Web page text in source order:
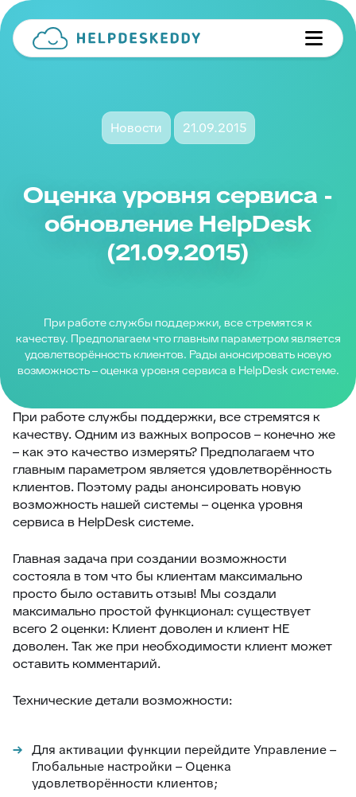
Новости 21.09.2015
Оценка уровня сервиса -
обновление HelpDesk
(21.09.2015)
При работе службы поддержки, все стремятся к
качеству. Предполагаем что главным параметром является
удовлетворённость клиентов. Рады анонсировать новую
возможность – оценка уровня сервиса в HelpDesk системе.
При работе службы поддержки, все стремятся к
качеству. Одним из важных вопросов – конечно же
– как это качество измерять? Предполагаем что
главным параметром является удовлетворённость
клиентов. Поэтому рады анонсировать новую
возможность нашей системы – оценка уровня
сервиса в HelpDesk системе.
Главная задача при создании возможности
состояла в том что бы клиентам максимально
просто было оставить отзыв! Мы создали
максимально простой функционал: существует
всего 2 оценки: Клиент доволен и клиент НЕ
доволен. Так же при необходимости клиент может
оставить комментарий.
Технические детали возможности:
Для активации функции перейдите Управление –
Глобальные настройки – Оценка
удовлетворённости клиентов;